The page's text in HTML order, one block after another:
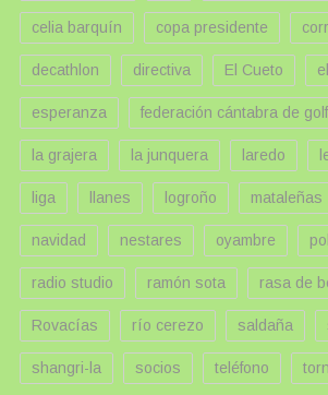
celia barquín copa presidente
decathlon directiva El Cueto
esperanza federación cántabra de golf
la grajera la junquera laredo
liga llanes logroño mataleñas
navidad nestares oyambre
radio studio ramón sota rasa de
Rovacías río cerezo saldaña
shangri-la socios teléfono